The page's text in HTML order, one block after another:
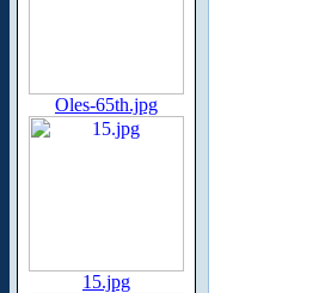
Oles-65th.jpg
15.jpg